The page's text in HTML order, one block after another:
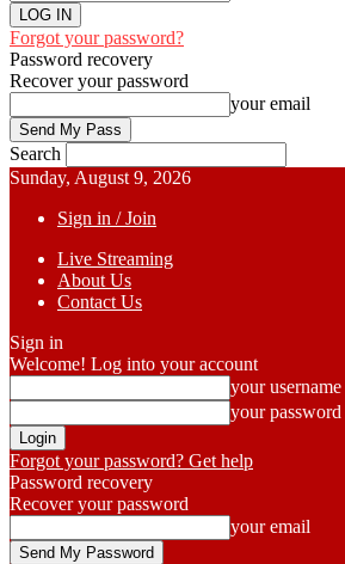
Forgot your password?
Password recovery
Recover your password
your email
Search
Sunday, August 9, 2026
Sign in / Join
Live Streaming
About Us
Contact Us
Sign in
Welcome! Log into your account
your username
your password
Forgot your password? Get help
Password recovery
Recover your password
your email